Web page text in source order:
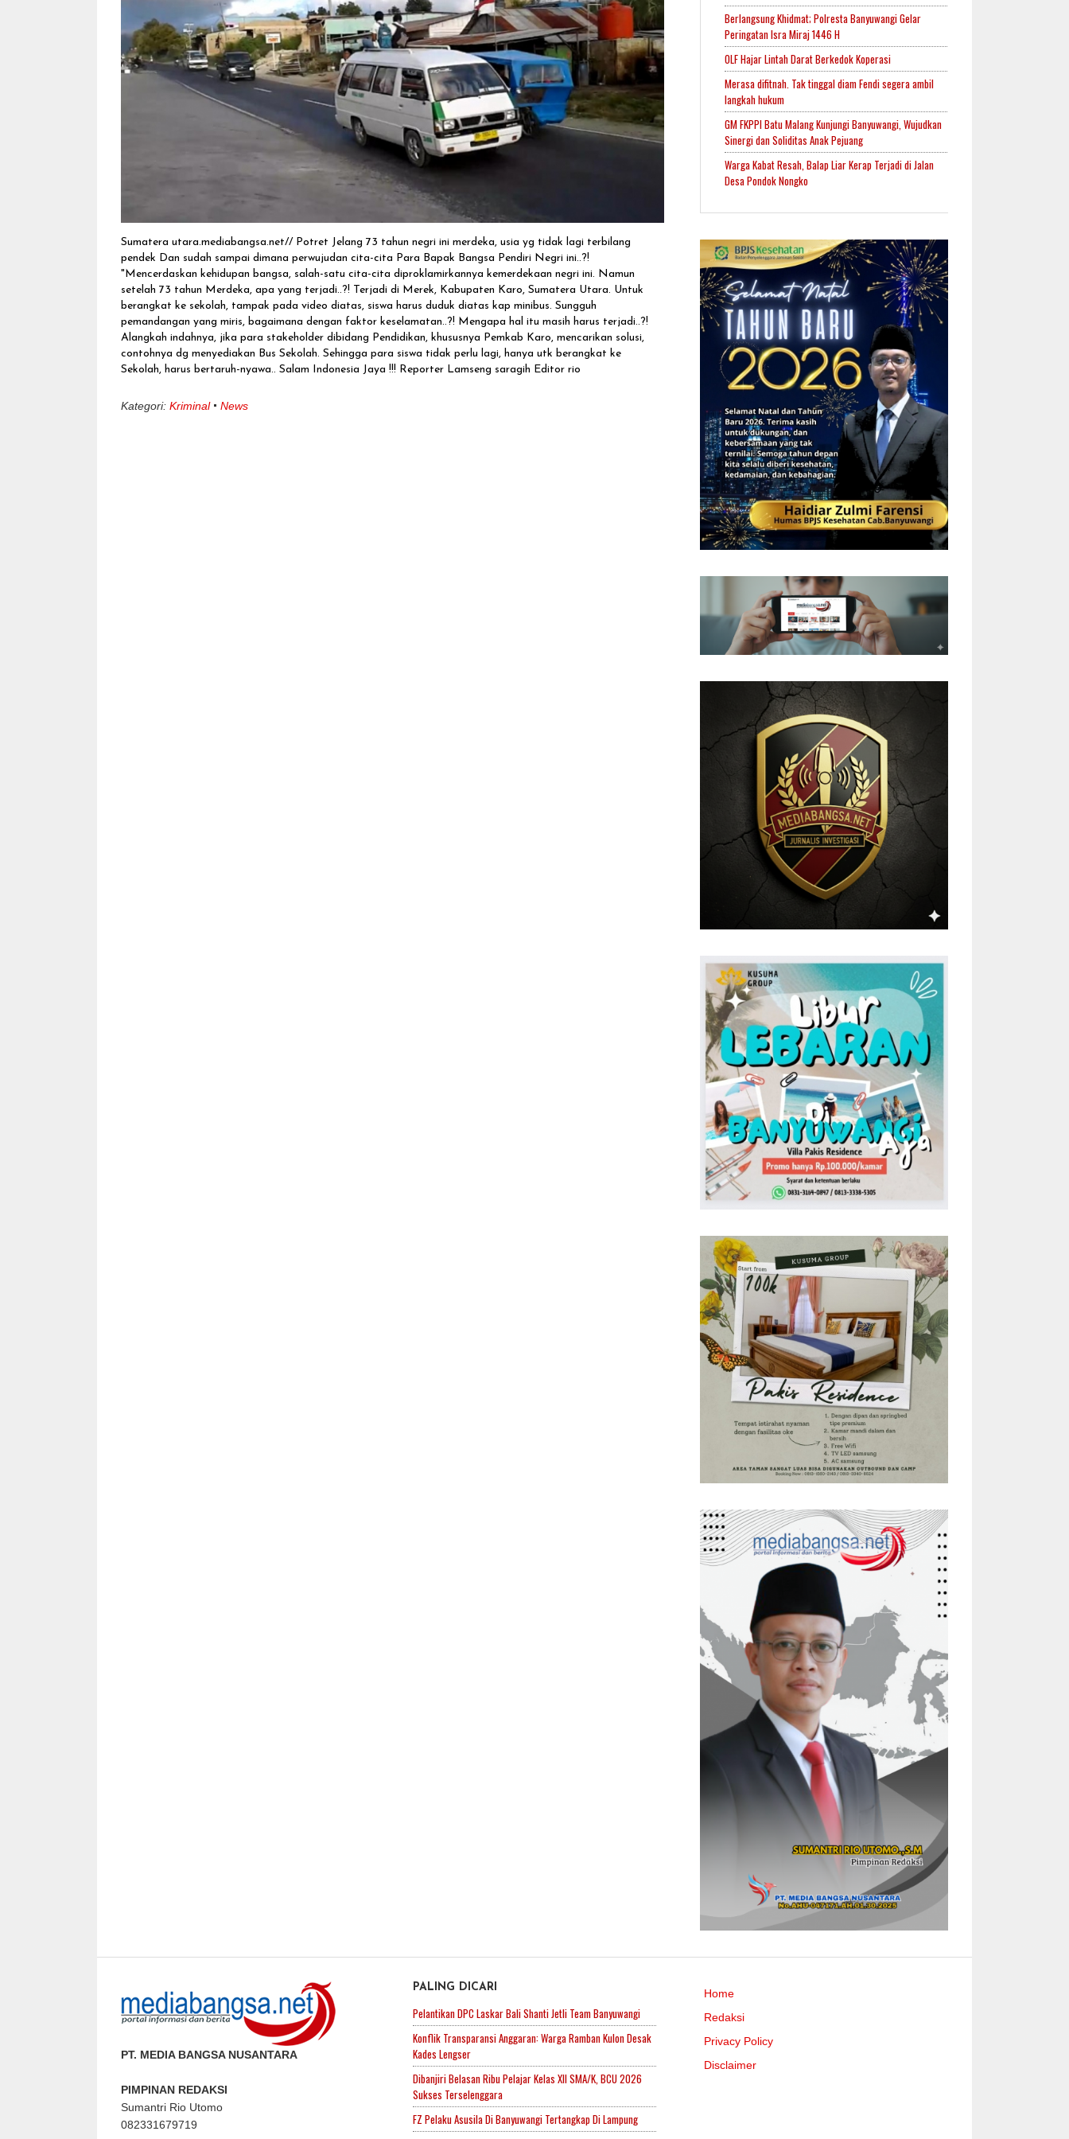
Sumatera utara.mediabangsa.net// Potret Jelang 73 tahun negri ini merdeka, usia yg tidak lagi terbilang
pendek Dan sudah sampai dimana perwujudan cita-cita Para Bapak Bangsa Pendiri Negri ini..?!
"Mencerdaskan kehidupan bangsa, salah-satu cita-cita diproklamirkannya kemerdekaan negri ini. Namun
setelah 73 tahun Merdeka, apa yang terjadi..?! Terjadi di Merek, Kabupaten Karo, Sumatera Utara. Untuk
berangkat ke sekolah, tampak pada video diatas, siswa harus duduk diatas kap minibus. Sungguh
pemandangan yang miris, bagaimana dengan faktor keselamatan..?! Mengapa hal itu masih harus terjadi..?!
Alangkah indahnya, jika para stakeholder dibidang Pendidikan, khususnya Pemkab Karo, mencarikan solusi,
contohnya dg menyediakan Bus Sekolah. Sehingga para siswa tidak perlu lagi, hanya utk berangkat ke
Sekolah, harus bertaruh-nyawa.. Salam Indonesia Jaya !!! Reporter Lamseng saragih Editor rio
Kategori: Kriminal News
Berlangsung Khidmat; Polresta Banyuwangi Gelar
Peringatan Isra Miraj 1446 H
OLF Hajar Lintah Darat Berkedok Koperasi
Merasa difitnah. Tak tinggal diam Fendi segera ambil
langkah hukum
GM FKPPI Batu Malang Kunjungi Banyuwangi, Wujudkan
Sinergi dan Soliditas Anak Pejuang
Warga Kabat Resah, Balap Liar Kerap Terjadi di Jalan
Desa Pondok Nongko
PT. MEDIA BANGSA NUSANTARA
PIMPINAN REDAKSI
Sumantri Rio Utomo
082331679719
PALING DICARI
Pelantikan DPC Laskar Bali Shanti Jetli Team Banyuwangi
Konflik Transparansi Anggaran: Warga Ramban Kulon Desak
Kades Lengser
Dibanjiri Belasan Ribu Pelajar Kelas XII SMA/K, BCU 2026
Sukses Terselenggara
FZ Pelaku Asusila Di Banyuwangi Tertangkap Di Lampung
Home
Redaksi
Privacy Policy
Disclaimer